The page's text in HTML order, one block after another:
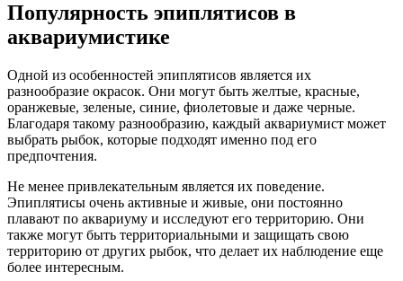
Популярность эпиплятисов в
аквариумистике
Одной из особенностей эпиплятисов является их
разнообразие окрасок. Они могут быть желтые, красные,
оранжевые, зеленые, синие, фиолетовые и даже черные.
Благодаря такому разнообразию, каждый аквариумист может
выбрать рыбок, которые подходят именно под его
предпочтения.
Не менее привлекательным является их поведение.
Эпиплятисы очень активные и живые, они постоянно
плавают по аквариуму и исследуют его территорию. Они
также могут быть территориальными и защищать свою
территорию от других рыбок, что делает их наблюдение еще
более интересным.